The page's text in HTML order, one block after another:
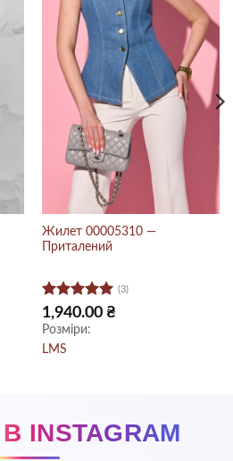
Жилет 00005310 —
Приталений
Оцінено в
5з 5
(3)
1,940.00 ₴
Розміри:
LMS
INSTAGRAM